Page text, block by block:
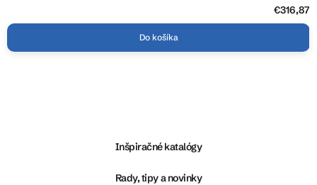
€316,87
Do košíka
Inšpiračné katalógy
Rady, tipy a novinky